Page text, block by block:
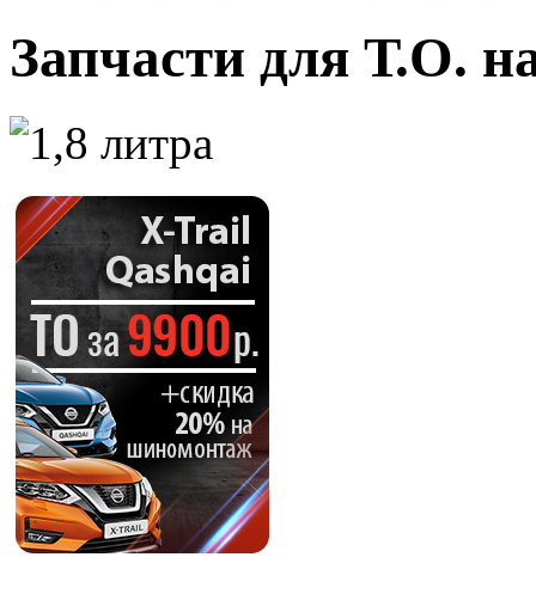
Запчасти для Т.О.